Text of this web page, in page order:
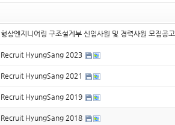
형상엔지니어링 구조설계부 신입사원 및 경력사원 모집공
Recruit HyungSang 2023
Recruit HyungSang 2021
Recruit HyungSang 2019
Recruit HyungSang 2018